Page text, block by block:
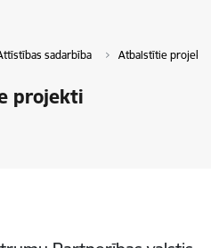
sadarbība Atbalstītie projekti
projekti